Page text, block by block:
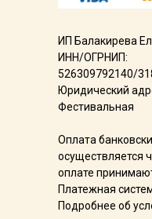
ИП Балакирева
ИНН/ОГРНИП:
526309792140/
Юридический
Фестивальная
Оплата
оплате
Платежная
Подробнее об